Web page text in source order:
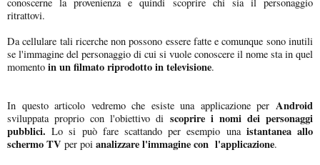
ritrattovi.
Da cellulare tali ricerche non possono essere fatte e comunque sono inutili
se l'immagine del personaggio di cui si vuole conoscere il nome sta in quel
momento in un filmato riprodotto in televisione.
In questo articolo vedremo che esiste una applicazione per Android
sviluppata proprio con l'obiettivo di scoprire i nomi dei personaggi
pubblici. Lo si può fare scattando per esempio unaistantanea allo
schermo TV per poi analizzare l'immagine con l'applicazione.